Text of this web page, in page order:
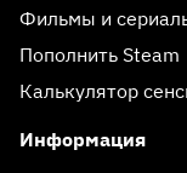
Фильмы и
Пополнить Steam
Калькулятор
Информация